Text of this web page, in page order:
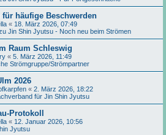
häufige Beschwerden
« 18. März 2026, 07:49
Jin Shin Jyutsu - Noch neu beim Strömen
Raum Schleswig
« 5. März 2026, 11:49
Strömgruppe/Strömpartner
2026
« 2. März 2026, 18:22
für Jin Shin Jyutsu
Protokoll
« 12. Januar 2026, 10:56
Jyutsu